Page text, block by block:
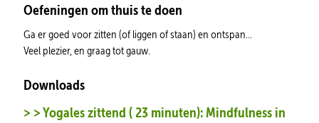
Oefeningen om thuis te doen
Ga er goed voor zitten (of liggen of staan) en ontspan...
Veel plezier, en graag tot gauw.
Downloads
> > Yogales zittend ( 23 minuten): Mindfulness in